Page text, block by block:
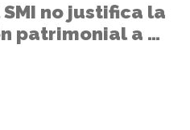
no justifica la
patrimonial a la